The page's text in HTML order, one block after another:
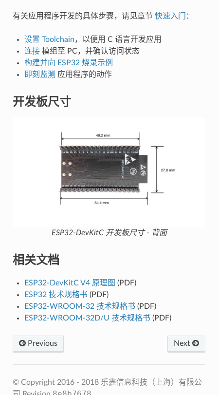
有关应用程序开发的具体步骤，请见章节 快速入门 ：
设置 Toolchain，以便用 C 语言开发应用
连接模组至 PC，并确认访问状态
构建并向 ESP32 烧录示例
即刻监测 应用程序的动作
开发板尺寸
ESP32-DevKitC 开发板尺寸 - 背面
相关文档
ESP32-DevKitC V4 原理图 (PDF)
ESP32 技术规格书 (PDF)
ESP32-WROOM-32 技术规格书 (PDF)
ESP32-WROOM-32D/U 技术规格书 (PDF)
Next
Previous
© Copyright 2016 - 2018 乐鑫信息科技（上海）有限公